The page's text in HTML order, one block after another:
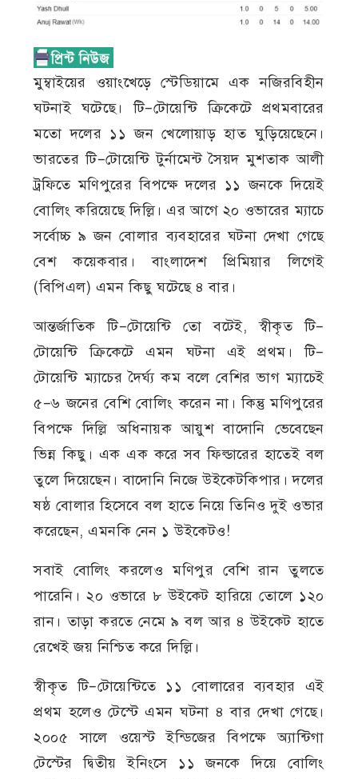
মুম্বাইয়ের ওয়াংখেড়ে স্টেডিয়ামে এক নজিরবিহীন
ঘটনাই ঘটেছে। টি–টোয়েন্টি ক্রিকেটে প্রথমবারের
মতো দলের ১১ জন খেলোয়াড় হাত ঘুড়িয়েছেনে।
ভারতের টি–টোয়েন্টি টুর্নামেন্ট সৈয়দ মুশতাক আলী
ট্রফিতে মণিপুরের বিপক্ষে দলের ১১ জনকে দিয়েই
বোলিং করিয়েছে দিল্লি। এর আগে ২০ ওভারের ম্যাচে
সর্বোচ্চ ৯ জন বোলার ব্যবহারের ঘটনা দেখা গেছে
বেশ কয়েকবার। বাংলাদেশ প্রিমিয়ার লিগেই
(বিপিএল) এমন কিছু ঘটেছে ৪ বার।
আন্তর্জাতিক টি–টোয়েন্টি তো বটেই, স্বীকৃত টি–
টোয়েন্টি ক্রিকেটে এমন ঘটনা এই প্রথম। টি–
টোয়েন্টি ম্যাচের দৈর্ঘ্য কম বলে বেশির ভাগ ম্যাচেই
৫–৬ জনের বেশি বোলিং করেন না। কিন্তু মণিপুরের
বিপক্ষে দিল্লি অধিনায়ক আয়ুশ বাদোনি ভেবেছেন
ভিন্ন কিছু। এক এক করে সব ফিল্ডারের হাতেই বল
তুলে দিয়েছেন। বাদোনি নিজে উইকেটকিপার। দলের
ষষ্ঠ বোলার হিসেবে বল হাতে নিয়ে তিনিও দুই ওভার
করেছেন, এমনকি নেন ১ উইকেটও!
সবাই বোলিং করলেও মণিপুর বেশি রান তুলতে
পারেনি। ২০ ওভারে ৮ উইকেট হারিয়ে তোলে ১২০
রান। তাড়া করতে নেমে ৯ বল আর ৪ উইকেট হাতে
রেখেই জয় নিশ্চিত করে দিল্লি।
স্বীকৃত টি–টোয়েন্টিতে ১১ বোলারের ব্যবহার এই
প্রথম হলেও টেস্টে এমন ঘটনা ৪ বার দেখা গেছে।
২০০৫ সালে ওয়েস্ট ইন্ডিজের বিপক্ষে অ্যান্টিগা
টেস্টের দ্বিতীয় ইনিংসে ১১ জনকে দিয়ে বোলিং